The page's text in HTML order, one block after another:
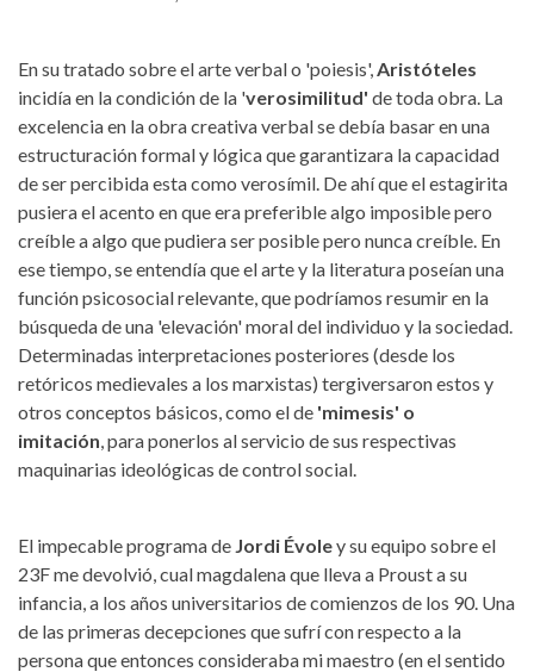
En su tratado sobre el arte verbal o 'poiesis', Aristóteles
incidía en la condición de la 'verosimilitud' de toda obra. La
excelencia en la obra creativa verbal se debía basar en una
estructuración formal y lógica que garantizara la capacidad
de ser percibida esta como verosímil. De ahí que el estagirita
pusiera el acento en que era preferible algo imposible pero
creíble a algo que pudiera ser posible pero nunca creíble. En
ese tiempo, se entendía que el arte y la literatura poseían una
función psicosocial relevante, que podríamos resumir en la
búsqueda de una 'elevación' moral del individuo y la sociedad.
Determinadas interpretaciones posteriores (desde los
retóricos medievales a los marxistas) tergiversaron estos y
otros conceptos básicos, como el de 'mimesis' o
imitación , para ponerlos al servicio de sus respectivas
maquinarias ideológicas de control social.
El impecable programa de Jordi Évoley su equipo sobre el
23F me devolvió, cual magdalena que lleva a Proust a su
infancia, a los años universitarios de comienzos de los 90. Una
de las primeras decepciones que sufrí con respecto a la
persona que entonces consideraba mi maestro (en el sentido